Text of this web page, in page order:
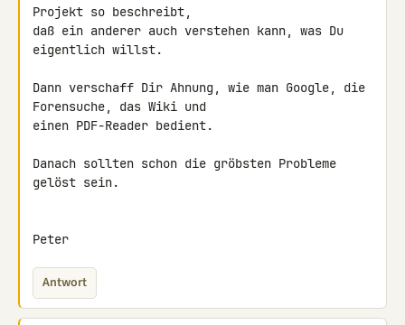
Projekt so beschreibt,
daß ein anderer auch verstehen kann, was Du
eigentlich willst.
Dann verschaff Dir Ahnung, wie man Google, die
Forensuche, das Wiki und
einen PDF-Reader bedient.
Danach sollten schon die gröbsten Probleme
gelöst sein.
Peter
Antwort